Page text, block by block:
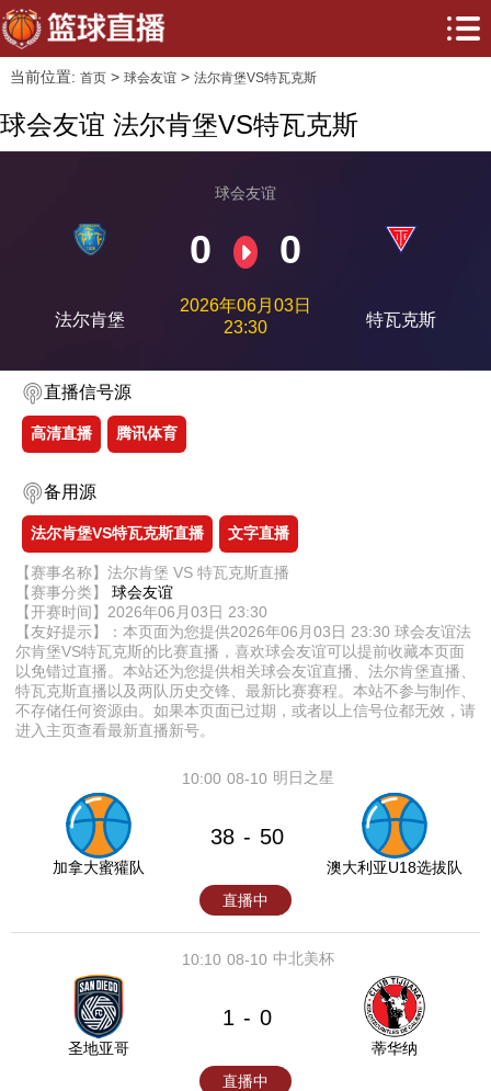
当前位置: 首页> 球会友谊> 法尔肯堡VS特瓦克斯
球会友谊 法尔肯堡VS特瓦克斯
法尔肯堡
球会友谊
0 0
2026年06月03日
23:30
特瓦克斯
直播信号源
高清直播 腾讯体育
备用源
法尔肯堡VS特瓦克斯直播 文字直播
【赛事名称】法尔肯堡 VS 特瓦克斯直播
【赛事分类】 球会友谊
【开赛时间】2026年06月03日 23:30
【友好提示】：本页面为您提供2026年06月03日 23:30 球会友谊法
尔肯堡VS特瓦克斯的比赛直播，喜欢球会友谊可以提前收藏本页面
以免错过直播。本站还为您提供相关球会友谊直播、法尔肯堡直播、
特瓦克斯直播以及两队历史交锋、最新比赛赛程。本站不参与制作、
不存储任何资源由。如果本页面已过期，或者以上信号位都无效，请
进入主页查看最新直播新号。
08-10
10:00 明日之星
加拿大蜜獾队
38 - 50
澳大利亚U18选拔队
直播中
08-10
10:10 中北美杯
圣地亚哥
1 - 0
蒂华纳
直播中